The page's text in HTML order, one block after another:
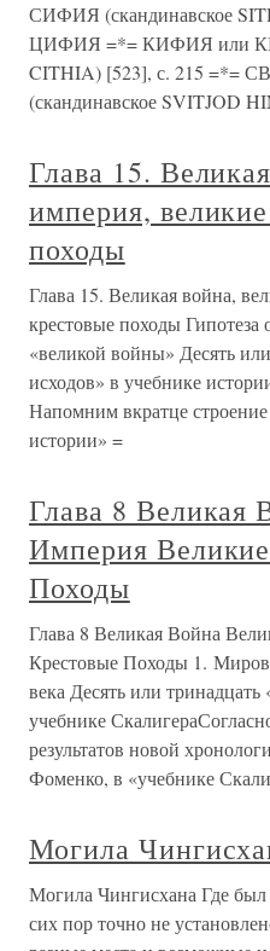
СИФИЯ (скандинавское
ЦИФИЯ =*= КИФИЯ или
CITHIA) [523], с. 215 =*=
(скандинавское SVITJOD
Глава 15.
империя,
походы
Глава 15. Великая война,
крестовые походы Гипотеза
«великой войны» Десять
исходов» в учебнике
Напомним вкратце
истории» =
Глава 8 Великая
Империя
Походы
Глава 8 Великая Война
Крестовые Походы 1.
века Десять или тринадцать
учебнике
результатов новой
Фоменко, в «учебнике
Могила
Могила Чингисхана Где
сих пор точно не